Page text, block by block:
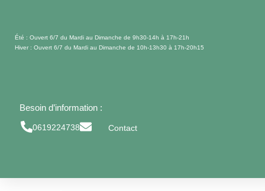
contenuÉté : Ouvert 6/7 du Mardi au Dimanche de 9h30-14h à 17h-21h
Hiver : Ouvert 6/7 du Mardi au Dimanche de 10h-13h30 à 17h-20h15
Besoin d’information :
0619224738 Contact